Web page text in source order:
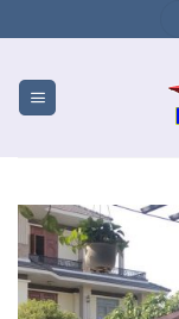
VỤ
WEB